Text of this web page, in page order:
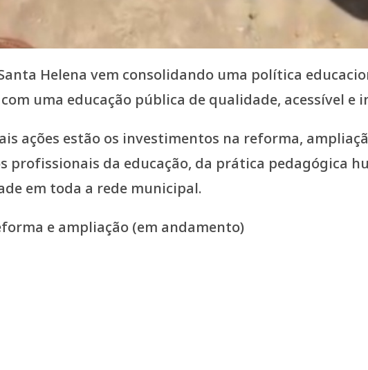
Helena vem consolidando uma política
uma educação pública de qualidade, acessível e
ações estão os investimentos na reforma,
profissionais da educação, da prática pedagógica
em toda a rede municipal.
e ampliação (em andamento)